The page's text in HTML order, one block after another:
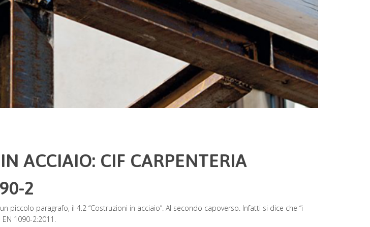
ACCIAIO: CIF CARPENTERIA
2
piccolo paragrafo, il 4.2 “Costruzioni in acciaio”. Al secondo capoverso. Infatti si dice che “i
1090-2:2011.